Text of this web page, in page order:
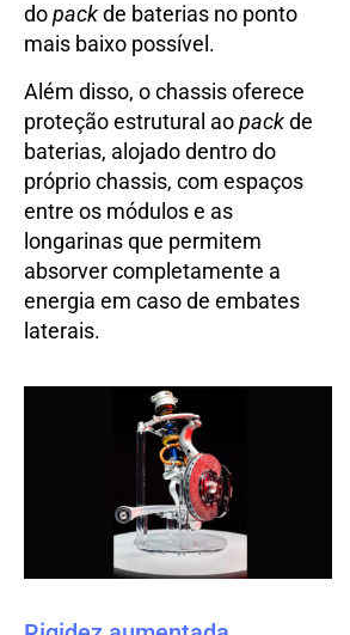
dopackde baterias no ponto
mais baixo possível.
Além disso, o chassis oferece
proteção estrutural aopackde
baterias, alojado dentro do
próprio chassis, com espaços
entre os módulos e as
longarinas que permitem
absorver completamente a
energia em caso de embates
laterais.